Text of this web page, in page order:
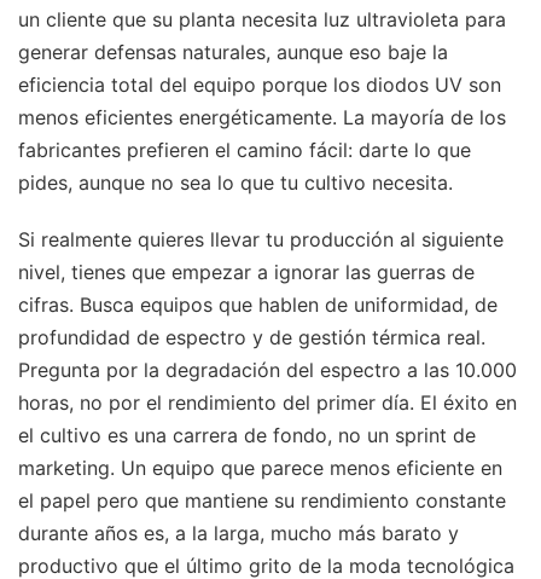
un cliente que su planta necesita luz ultravioleta para
generar defensas naturales, aunque eso baje la
eficiencia total del equipo porque los diodos UV son
menos eficientes energéticamente. La mayoría de los
fabricantes prefieren el camino fácil: darte lo que
pides, aunque no sea lo que tu cultivo necesita.
Si realmente quieres llevar tu producción al siguiente
nivel, tienes que empezar a ignorar las guerras de
cifras. Busca equipos que hablen de uniformidad, de
profundidad de espectro y de gestión térmica real.
Pregunta por la degradación del espectro a las 10.000
horas, no por el rendimiento del primer día. El éxito en
el cultivo es una carrera de fondo, no un sprint de
marketing. Un equipo que parece menos eficiente en
el papel pero que mantiene su rendimiento constante
durante años es, a la larga, mucho más barato y
productivo que el último grito de la moda tecnológica